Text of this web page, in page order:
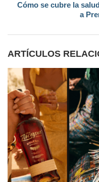
Cómo se cubre la
a
ARTÍCULOS